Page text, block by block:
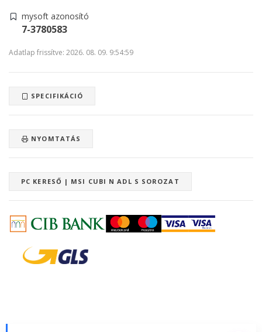
mysoft azonosító
7-3780583
Adatlap frissítve: 2026. 08. 09. 9:54:59
SPECIFIKÁCIÓ
NYOMTATÁS
PC KERESŐ | MSI CUBI N ADL S SOROZAT